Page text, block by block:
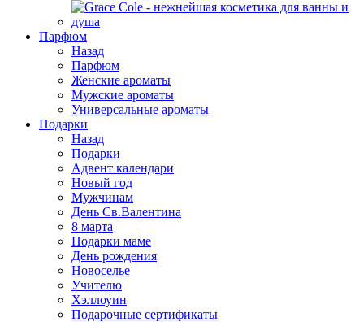
Парфюм
Назад
Парфюм
Женские ароматы
Мужские ароматы
Универсальные ароматы
Подарки
Назад
Подарки
Адвент календари
Новый год
Мужчинам
День Св.Валентина
8 марта
Подарки маме
День рождения
Новоселье
Учителю
Хэллоуин
Подарочные сертификаты